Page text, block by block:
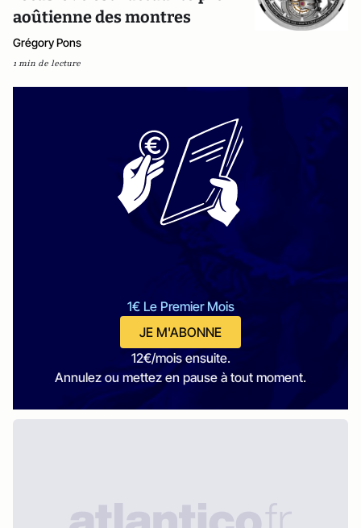
aoûtienne des montres
Grégory Pons
1 min de lecture
1€ Le Premier Mois
JE M'ABONNE
12€/mois ensuite.
Annulez ou mettez en pause à tout moment.